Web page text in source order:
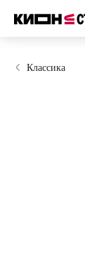
Классика